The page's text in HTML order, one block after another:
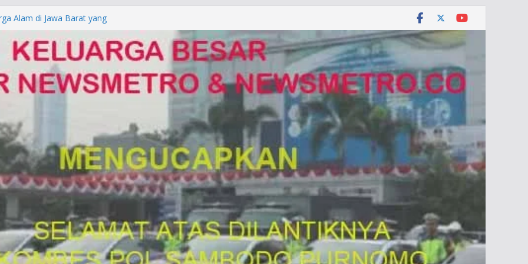
Alam di Jawa Barat yang
KUHAP Baru 2026, Tegaskan
Dipidana
DENPASAR DAN
POLDA BALI DIDUGA
ke Mabes Polri
Palsu, Kapolres
SIM